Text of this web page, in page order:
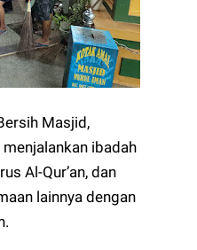
Masjid,
ibadah
Al-Qur’an, dan
lainnya dengan